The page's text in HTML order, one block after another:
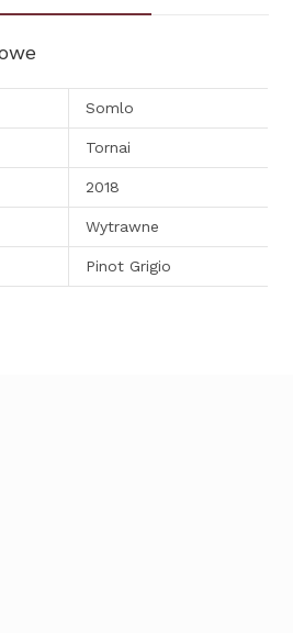
Somlo
Tornai
2018
Wytrawne
Pinot Grigio